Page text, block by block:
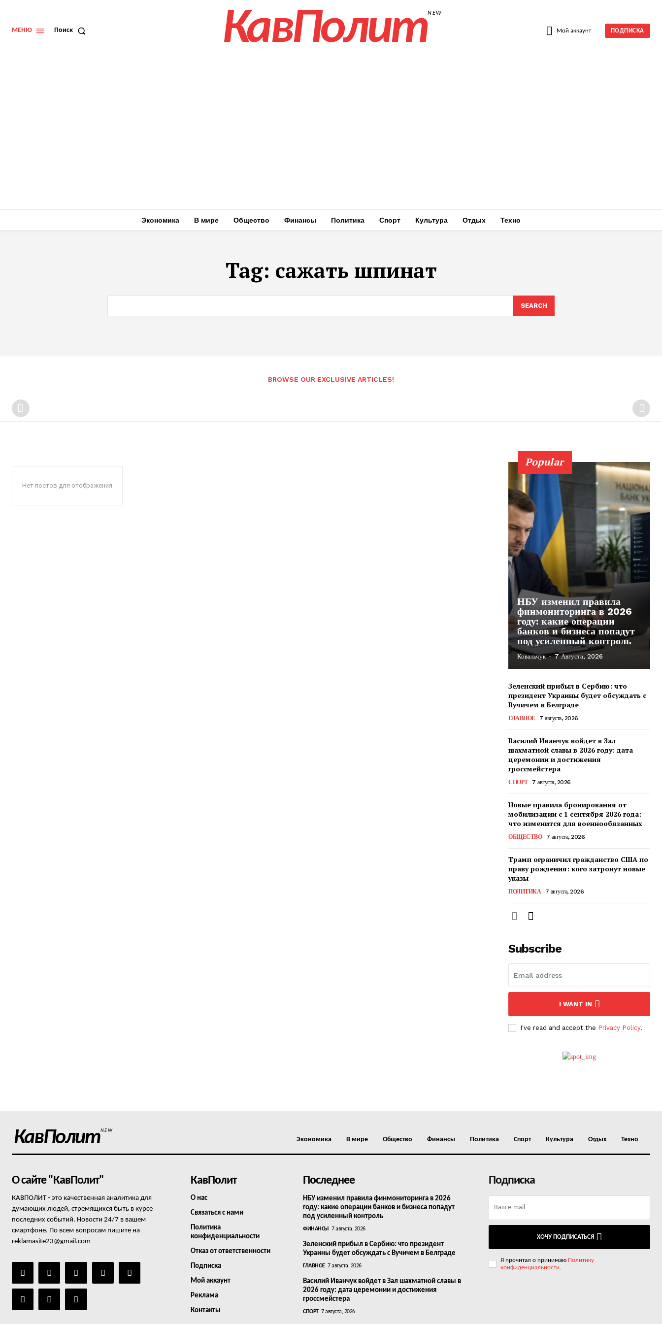
МЕНЮ Поиск КавПолитNEW
Мой аккаунт ПОДПИСКА
Экономика В мире Общество Финансы Политика Спорт Культура Отдых Техно
Tag: сажать шпинат
SEARCH
BROWSE OUR EXCLUSIVE ARTICLES!
Нет постов для отображения
Popular
НБУ изменил правила
финмониторинга в 2026
году: какие операции
банков и бизнеса попадут
под усиленный контроль
Ковальчук - 7 Августа, 2026
Зеленский прибыл в Сербию: что
президент Украины будет обсуждать с
Вучичем в Белграде
ГЛАВНОЕ 7 августа, 2026
Василий Иванчук войдет в Зал
шахматной славы в 2026 году: дата
церемонии и достижения
гроссмейстера
СПОРТ 7 августа, 2026
Новые правила бронирования от
мобилизации с 1 сентября 2026 года:
что изменится для военнообязанных
ОБЩЕСТВО 7 августа, 2026
Трамп ограничил гражданство США по
праву рождения: кого затронут новые
указы
ПОЛИТИКА 7 августа, 2026
Subscribe
I WANT IN
I've read and accept the Privacy Policy.
КавПолитNEW
Экономика В мире Общество Финансы Политика Спорт Культура Отдых Техно
О сайте "КавПолит"
КАВПОЛИТ - это качественная аналитика для
думающих людей, стремящихся быть в курсе
последних событий. Новости 24/7 в вашем
смартфоне. По всем вопросам пишите на
reklamasite23@gmail.com
КавПолит
О нас
Связаться с нами
Политика
конфиденциальности
Отказ от ответственности
Подписка
Мой аккаунт
Реклама
Контакты
Последнее
НБУ изменил правила финмониторинга в 2026
году: какие операции банков и бизнеса попадут
под усиленный контроль
ФИНАНСЫ 7 августа, 2026
Зеленский прибыл в Сербию: что президент
Украины будет обсуждать с Вучичем в Белграде
ГЛАВНОЕ 7 августа, 2026
Василий Иванчук войдет в Зал шахматной славы в
2026 году: дата церемонии и достижения
гроссмейстера
СПОРТ 7 августа, 2026
Подписка
ХОЧУ ПОДПИСАТЬСЯ
Я прочитал о принимаю Политику
конфиденциальности.